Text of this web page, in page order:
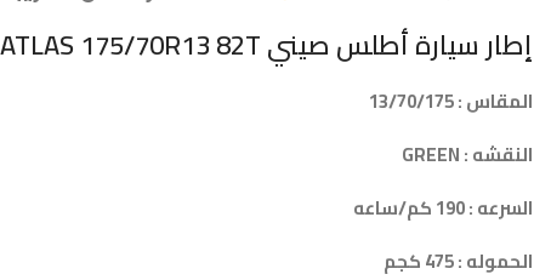
إطار سيارة أطلس صيني ATLAS 175/70R13 82T
المقاس : 13/70/175
النقشه : GREEN
السرعه : 190 كم/ساعه
الحموله : 475 كجم